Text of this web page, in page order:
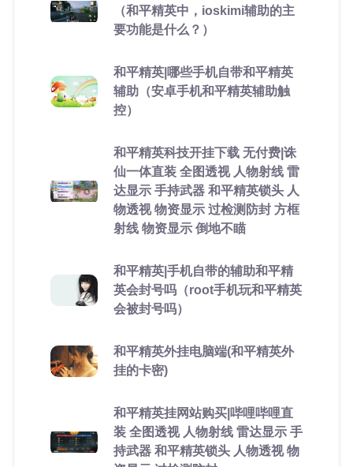
（和平精英中，ioskimi辅助的主
要功能是什么？）
和平精英|哪些手机自带和平精英
辅助（安卓手机和平精英辅助触
控）
和平精英科技开挂下载 无付费|诛
仙一体直装 全图透视 人物射线 雷
达显示 手持武器 和平精英锁头 人
物透视 物资显示 过检测防封 方框
射线 物资显示 倒地不瞄
和平精英|手机自带的辅助和平精
英会封号吗（root手机玩和平精英
会被封号吗）
和平精英外挂电脑端(和平精英外
挂的卡密)
和平精英挂网站购买|哔哩哔哩直
装 全图透视 人物射线 雷达显示 手
持武器 和平精英锁头 人物透视 物